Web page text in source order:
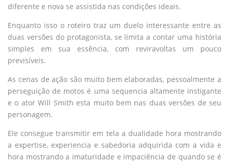
diferente e nova se assistida nas condições ideais.
Enquanto isso o roteiro traz um duelo interessante entre as
duas versões do protagonista, se limita a contar uma história
simples em sua essência, com reviravoltas um pouco
previsíveis.
As cenas de ação são muito bem elaboradas, pessoalmente a
perseguição de motos é uma sequencia altamente instigante
e o ator Will Smith esta muito bem nas duas versões de seu
personagem.
Ele consegue transmitir em tela a dualidade hora mostrando
a expertise, experiencia e sabedoria adquirida com a vida e
hora mostrando a imaturidade e impaciência de quando se é